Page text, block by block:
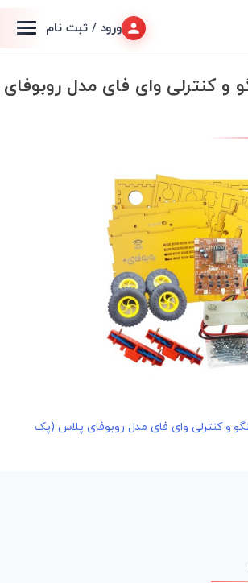
ورود / ثبت نام
و کنترلی وای فای مدل روبوفای
و کنترلی وای فای مدل روبوفای پلاس (پک